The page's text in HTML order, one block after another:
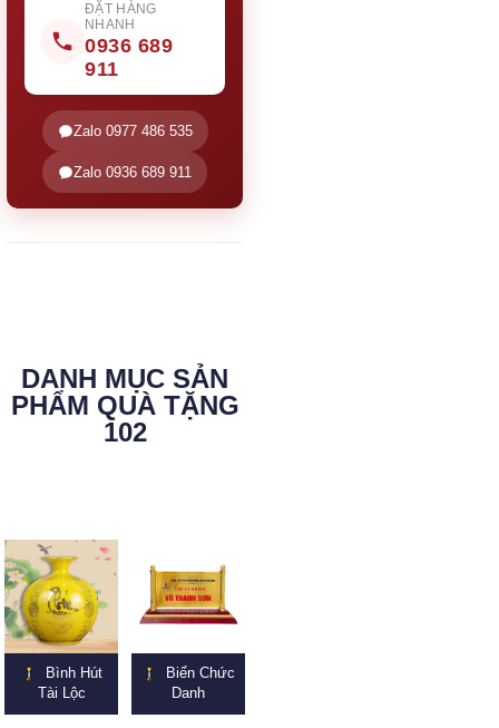
ĐẶT HÀNG
NHANH
0936 689
911
Zalo 0977 486 535
Zalo 0936 689 911
DANH MỤC SẢN
PHẨM QUÀ TẶNG
102
Bình Hút
Tài Lộc
Biển Chức
Danh